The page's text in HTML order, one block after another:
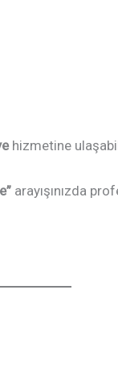
hizmetine
arayışınızda